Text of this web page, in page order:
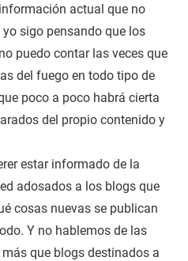
actual que no
sigo pensando que los
puedo contar las veces que
del fuego en todo tipo de
poco a poco habrá cierta
del propio contenido y
estar informado de la
adosados a los blogs que
cosas nuevas se publican
Y no hablemos de las
que blogs destinados a